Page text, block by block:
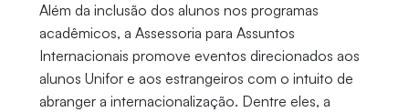
Além da inclusão dos alunos nos programas
acadêmicos, a Assessoria para Assuntos
Internacionais promove eventos direcionados aos
alunos Unifor e aos estrangeiros com o intuito de
abranger a internacionalização. Dentre eles, a